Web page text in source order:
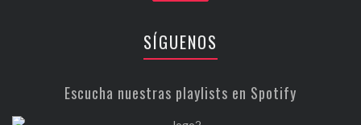
SÍGUENOS
Escucha nuestras playlists en Spotify